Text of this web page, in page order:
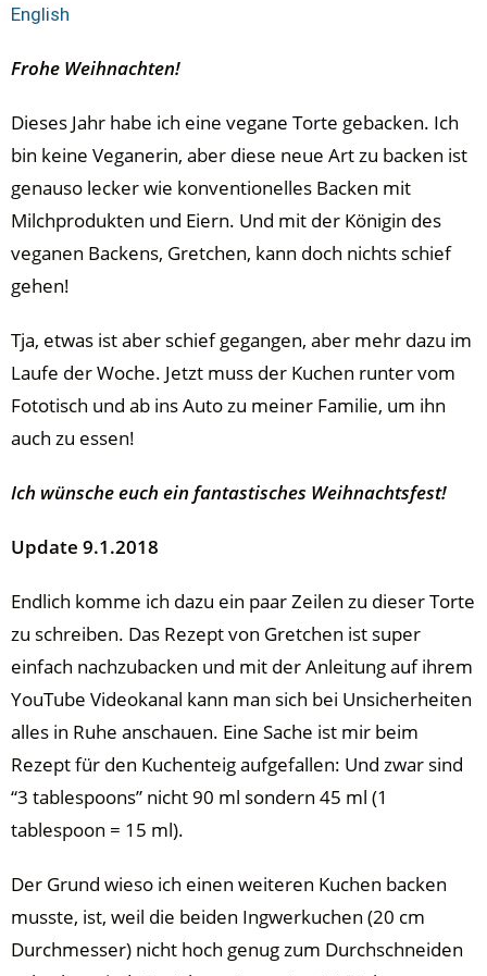
English
Frohe Weihnachten!
Dieses Jahr habe ich eine vegane Torte gebacken. Ich
bin keine Veganerin, aber diese neue Art zu backen ist
genauso lecker wie konventionelles Backen mit
Milchprodukten und Eiern. Und mit der Königin des
veganen Backens, Gretchen, kann doch nichts schief
gehen!
Tja, etwas ist aber schief gegangen, aber mehr dazu im
Laufe der Woche. Jetzt muss der Kuchen runter vom
Fototisch und ab ins Auto zu meiner Familie, um ihn
auch zu essen!
Ich wünsche euch ein fantastisches Weihnachtsfest!
Update 9.1.2018
Endlich komme ich dazu ein paar Zeilen zu dieser Torte
zu schreiben. Das Rezept von Gretchen ist super
einfach nachzubacken und mit der Anleitung auf ihrem
YouTube Videokanal kann man sich bei Unsicherheiten
alles in Ruhe anschauen. Eine Sache ist mir beim
Rezept für den Kuchenteig aufgefallen: Und zwar sind
“3 tablespoons” nicht 90 ml sondern 45 ml (1
tablespoon = 15 ml).
Der Grund wieso ich einen weiteren Kuchen backen
musste, ist, weil die beiden Ingwerkuchen (20 cm
Durchmesser) nicht hoch genug zum Durchschneiden